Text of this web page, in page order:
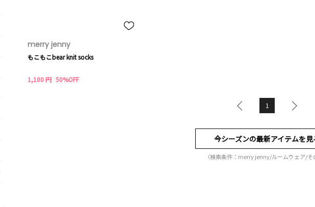
merry jenny
もこもこbear knit socks
1,100 円 50%OFF
1
今シーズンの最新アイテムを見
（検索条件：merry jenny/ルームウェア/そ